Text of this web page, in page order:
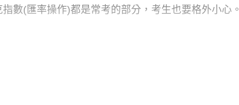
數(匯率操作)都是常考的部分，考生也要格外小心。